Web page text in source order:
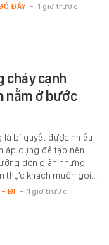
ĐÂY - 1 giờ trước
cháy cạnh
nằm ở bước
là bí quyết được nhiều
áp dụng để tạo nên
đơn giản nhưng
thực khách muốn gọi…
- ĐI - 1 giờ trước